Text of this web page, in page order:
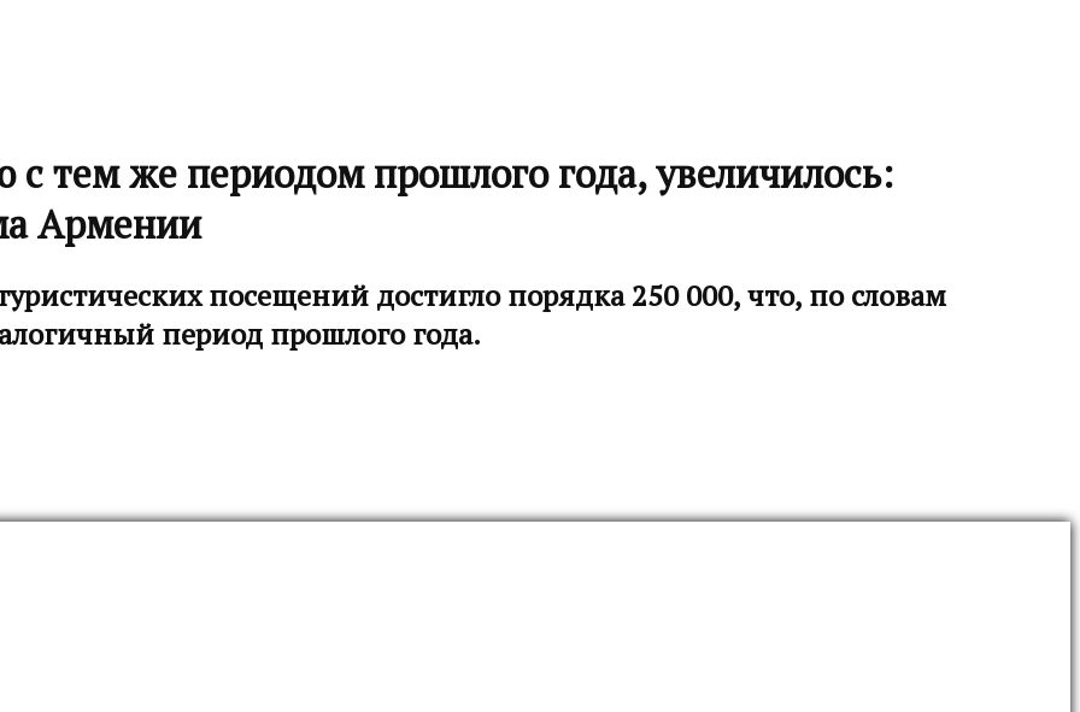
с тем же периодом прошлого года, увеличилось:
Армении
посещений достигло порядка 250 000, что, по словам
период прошлого года.